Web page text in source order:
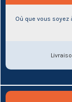
Où que vous soyez